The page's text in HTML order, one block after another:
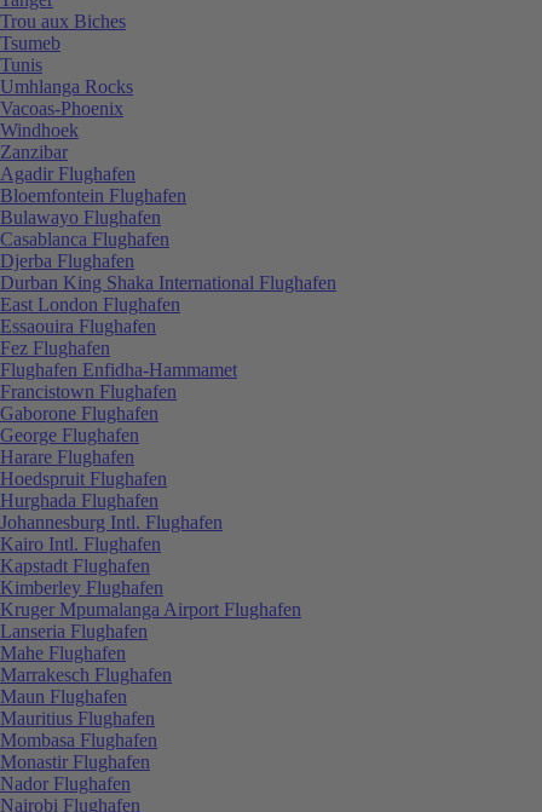
Trou aux Biches
Tsumeb
Tunis
Umhlanga Rocks
Vacoas-Phoenix
Windhoek
Zanzibar
Agadir Flughafen
Bloemfontein Flughafen
Bulawayo Flughafen
Casablanca Flughafen
Djerba Flughafen
Durban King Shaka International Flughafen
East London Flughafen
Essaouira Flughafen
Fez Flughafen
Flughafen Enfidha-Hammamet
Francistown Flughafen
Gaborone Flughafen
George Flughafen
Harare Flughafen
Hoedspruit Flughafen
Hurghada Flughafen
Johannesburg Intl. Flughafen
Kairo Intl. Flughafen
Kapstadt Flughafen
Kimberley Flughafen
Kruger Mpumalanga Airport Flughafen
Lanseria Flughafen
Mahe Flughafen
Marrakesch Flughafen
Maun Flughafen
Mauritius Flughafen
Mombasa Flughafen
Monastir Flughafen
Nador Flughafen
Nairobi Flughafen